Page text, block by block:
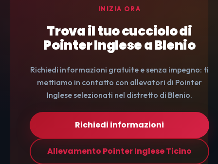
INIZIA ORA
Trova il tuo cucciolo di
Pointer Inglese a Blenio
Richiedi informazioni gratuite e senza impegno: ti
mettiamo in contatto con allevatori di Pointer
Inglese selezionati nel distretto di Blenio.
Richiedi informazioni
Allevamento Pointer Inglese Ticino